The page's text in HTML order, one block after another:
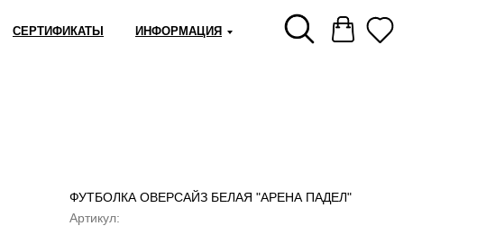
ИНФОРМАЦИЯ
СЕРТИФИКАТЫ
ФУТБОЛКА ОВЕРСАЙЗ БЕЛАЯ "АРЕНА ПАДЕЛ"
Артикул: